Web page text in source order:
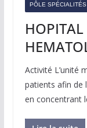
PÔLE
Activité L’unité
patients afin de
en concentrant